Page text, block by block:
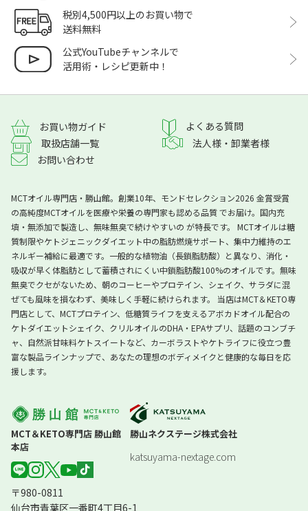
税別4,500円以上のお買い物で
送料無料
公式YouTubeチャンネルで
活用術・レシピ更新中！
お買い物ガイド
よくある質問
取扱店舗一覧
法人様・卸業者様
お問い合わせ
MCTオイル専門店・勝山館。創業10年、モンドセレクション2026 金賞受賞
の高純度MCTオイルを医療や栄養の専門家も認める品質 でお届け。国内充
填・無添加で製造し、無味無臭で続けやすいの が特長です。 MCTオイルは糖
質制限やケトジェニックダイエット中の脂肪燃焼サポート、集中力維持のエ
ネルギー補給に最適です。一般的な植物油（長鎖脂肪酸）と異なり、消化・
吸収が早く体脂肪として蓄積されにくい中鎖脂肪酸100%のオイルです。無味
無臭でクセがないため、朝のコーヒーやプロテイン、シェイク、サラダに混
ぜても風味を損なわず、美味しく手軽に続けられます。 当店はMCT＆KETO専
門店として、MCTプロテイン、低糖質ライフを支えるアボカドオイル配合の
ケトダイエットシェイク、クリルオイルのDHA・EPAサプリ、話題のコンブチ
ャ、自然派甘味料ケトスイートなど、カーボラストやケトライフに役立つ豊
富な製品ラインナップで、あなたの理想のボディメイクと健康的な毎日を応
援します。
MCT＆KETO専門店 勝山館
本店
勝山ネクステージ株式会社
katsuyama-nextage.com
〒980-0811
仙台市青葉区一番町4丁目6-1